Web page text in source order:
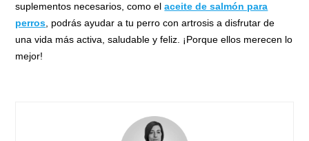
suplementos necesarios, como elaceite de salmón para
perros, podrás ayudar a tu perro con artrosis a disfrutar de
una vida más activa, saludable y feliz. ¡Porque ellos merecen lo
mejor!